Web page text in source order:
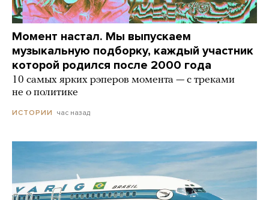
Момент настал. Мы выпускаем
музыкальную подборку, каждый участник
которой родился после 2000 года
10 самых ярких рэперов момента — с треками
не о политике
ИСТОРИИ час назад